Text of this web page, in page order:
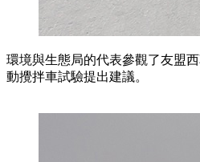
環境與生態局的代表參觀了友盟
動攪拌車試驗提出建議。